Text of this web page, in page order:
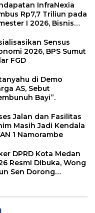
InfraNexia
Rp7,7 Triliun pada
I 2026, Bisnis
Sensus
2026, BPS Sumut
FGD
di Demo
AS, Sebut
Bayi”.
Jalan dan Fasilitas
Masih Jadi Kendala
1 Namorambe
DPRD Kota Medan
Resmi Dibuka, Wong
Sen Dorong